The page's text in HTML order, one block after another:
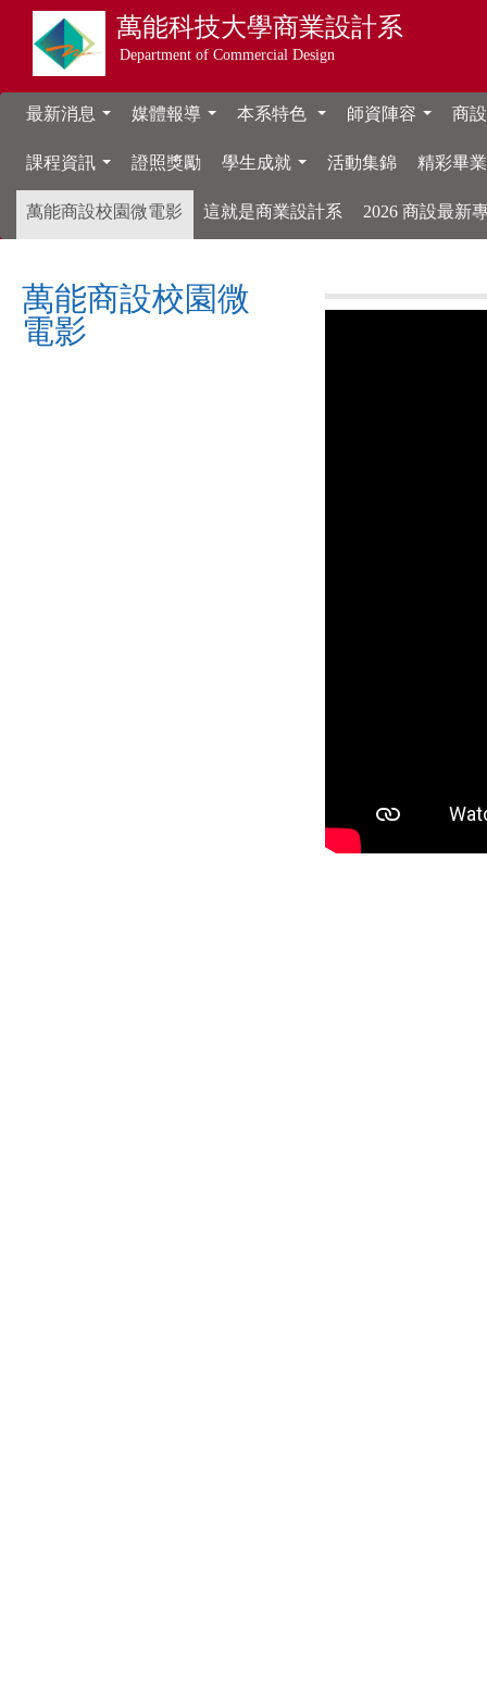
萬能科技大學商業設計系
Department of Commercial Design
最新消息 媒體報導 本系特色 師資陣容 商
課程資訊 證照獎勵 學生成就 活動集錦 精彩畢
萬能商設校園微電影 這就是商業設計系 2026 商設最新
萬能商設校園微
電影